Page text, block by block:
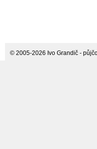
© 2005-2026 Ivo Grandič -